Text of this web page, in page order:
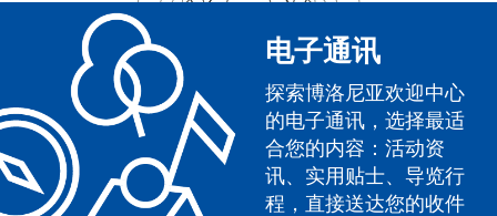
电子通讯
探索博洛尼亚欢迎中心
的电子通讯，选择最适
合您的内容：活动资
讯、实用贴士、导览行
程，直接送达您的收件